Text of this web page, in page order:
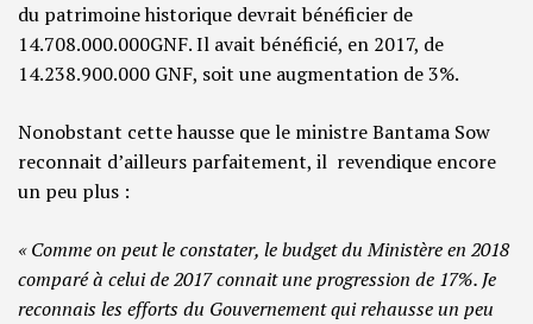
du patrimoine historique devrait bénéficier de
14.708.000.000GNF. Il avait bénéficié, en 2017, de
14.238.900.000 GNF, soit une augmentation de 3%.
Nonobstant cette hausse que le ministre Bantama Sow
reconnait d’ailleurs parfaitement, il revendique encore
un peu plus :
« Comme on peut le constater, le budget du Ministère en 2018
comparé à celui de 2017 connait une progression de 17%. Je
reconnais les efforts du Gouvernement qui rehausse un peu